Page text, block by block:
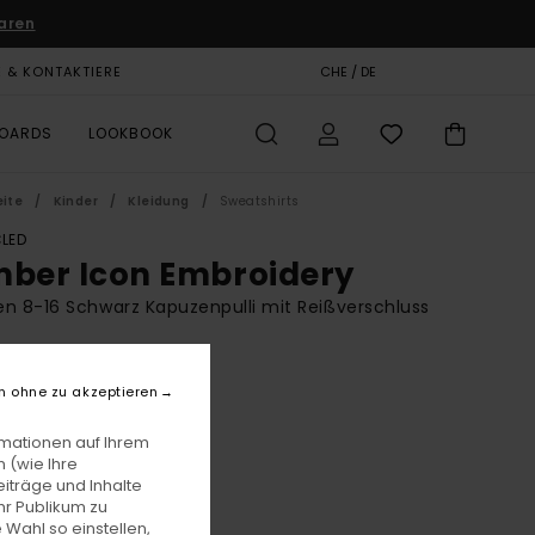
& KONTAKTIERE CHE / DE
LOOKBOOK
Kinder Kleidung Sweatshirts
Icon Embroidery
8-16 Schwarz Kapuzenpulli mit Reißverschluss
63%
RABATT EXTRA 25 %
auf Ihrem
(wie Ihre
und Inhalte
Publikum zu
so einstellen,
ohne zu akzeptieren